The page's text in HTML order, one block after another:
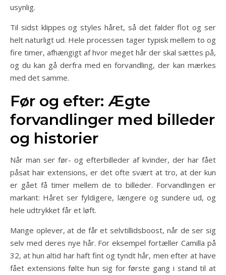
usynlig.
Til sidst klippes og styles håret, så det falder flot og ser
helt naturligt ud. Hele processen tager typisk mellem to og
fire timer, afhængigt af hvor meget hår der skal sættes på,
og du kan gå derfra med en forvandling, der kan mærkes
med det samme.
Før og efter: Ægte
forvandlinger med billeder
og historier
Når man ser før- og efterbilleder af kvinder, der har fået
påsat hair extensions, er det ofte svært at tro, at der kun
er gået få timer mellem de to billeder. Forvandlingen er
markant: Håret ser fyldigere, længere og sundere ud, og
hele udtrykket får et løft.
Mange oplever, at de får et selvtillidsboost, når de ser sig
selv med deres nye hår. For eksempel fortæller Camilla på
32, at hun altid har haft fint og tyndt hår, men efter at have
fået extensions følte hun sig for første gang i stand til at